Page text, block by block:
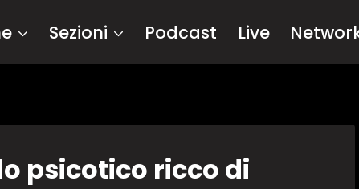
Sezioni Podcast Live
psicotico ricco di